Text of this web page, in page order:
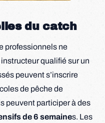
du catch
professionnels ne
qualifié sur un
peuvent s’inscrire
de pêche de
peuvent participer à des
de 6 semaines. Les